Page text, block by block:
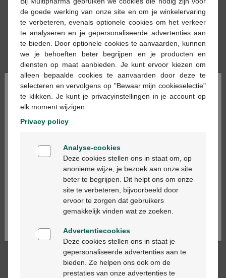
€ 22,50
Bestellen
Voorraad uitgeput
Op werkdagen vóór 12u besteld, volgende
werkdag geleverd
levering thuis vanaf €55
betalen
Klantendienstvia chat ofcontactformulier
×
Bienvenue
Ga verder in het nederlands
Continuez en français
de goede werking van onze site en om je winkelervaring
te verbeteren, evenals optionele cookies om het verkeer
te analyseren en je gepersonaliseerde advertenties aan
te bieden. Door optionele cookies te aanvaarden, kunnen
we je behoeften beter begrijpen en je producten en
diensten op maat aanbieden. Je kunt ervoor kiezen om
alleen bepaalde cookies te aanvaarden door deze te
selecteren en vervolgens op "Bewaar mijn cookieselectie"
te klikken. Je kunt je privacyinstellingen in je account op
elk moment wijzigen.
Privacy policy
Analyse-cookies
Deze cookies stellen ons in staat om, op
anonieme wijze, je bezoek aan onze site
beter te begrijpen. Dit helpt ons om onze
site te verbeteren, bijvoorbeeld door
ervoor te zorgen dat gebruikers
gemakkelijk vinden wat ze zoeken.
Advertentiecookies
Deze cookies stellen ons in staat je
gepersonaliseerde advertenties aan te
bieden. Ze helpen ons ook om de
prestaties van onze advertenties te